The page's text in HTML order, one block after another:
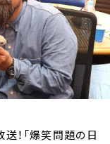
！「爆笑問題の日